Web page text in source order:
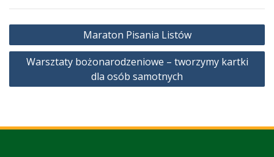
Nawigacja
wpisu
Maraton Pisania Listów
Warsztaty bożonarodzeniowe – tworzymy kartki
dla osób samotnych